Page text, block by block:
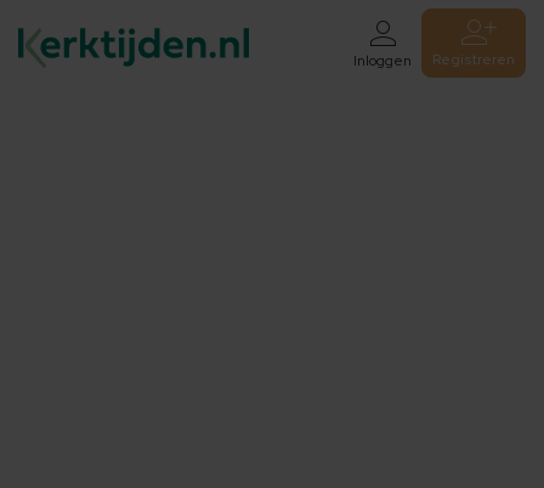
Inloggen Registreren